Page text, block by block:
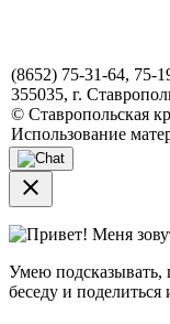
(8652) 75-31-64, 75-
355035, г.
© Ставропольская
Использование
close
Привет! Меня
Умею подсказывать,
беседу и